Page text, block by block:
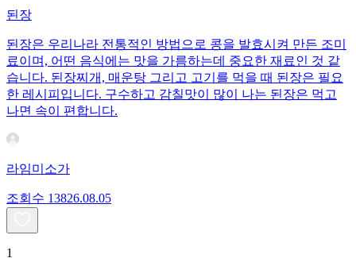
된장
된장은 우리나라 전통적인 방법으로 콩을 발효시켜 만든 조미
료이며, 어떤 음식에는 맛을 가름하는데 중요한 재료인 것 같
습니다. 된장찌개, 매운탕 그리고 고기를 먹을 때 된장은 필요
한 레시피입니다. 구수하고 감칠맛이 많이 나는 된장은 먹고
나면 속이 편합니다.
라임미소가
조회수 13826.08.05
1